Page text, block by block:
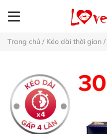
Trang chủ / Kéo dài thời gian /